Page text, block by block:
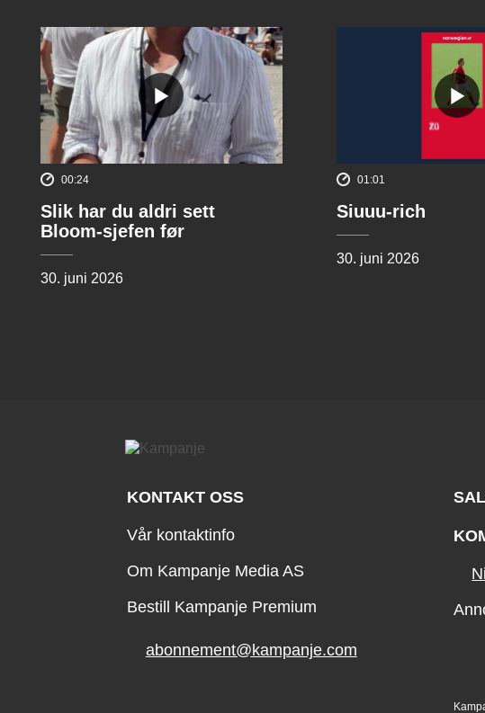
00:24
Slik har du aldri sett
Bloom-sjefen før
30. juni 2026
01:01
Siuuu-rich
30. juni 2026
KONTAKT OSS
Vår kontaktinfo
Om Kampanje Media AS
Bestill Kampanje Premium
abonnement@kampanje.com